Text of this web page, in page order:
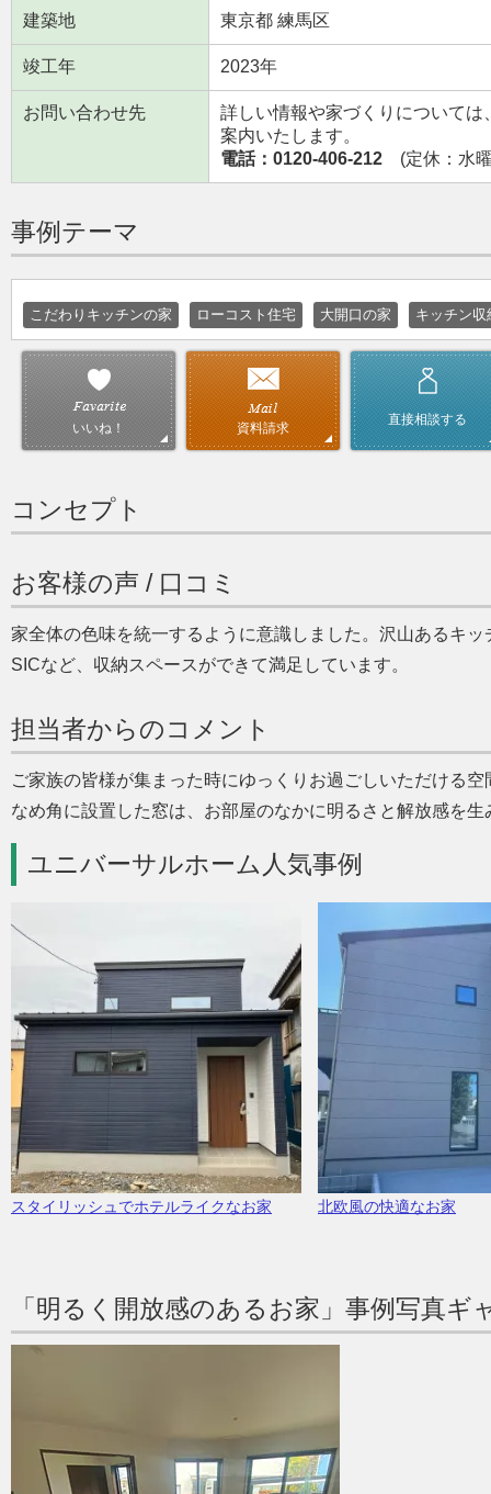
建築地 東京都 練馬区
竣工年 2023年
お問い合わせ先
詳しい情報や家づくりについて
案内いたします。
電話：0120-406-212 (定休：水
事例テーマ
こだわりキッチンの家 ローコスト住宅 大開口の家 キッチン
いいね！ 資料請求
直接相談する
コンセプト
お客様の声 / 口コミ
家全体の色味を統一するように意識しました。沢山あるキ
SICなど、収納スペースができて満足しています。
担当者からのコメント
ご家族の皆様が集まった時にゆっくりお過ごしいただける
なめ角に設置した窓は、お部屋のなかに明るさと解放感を生
ユニバーサルホーム人気事例
スタイリッシュでホテルライクなお家 北欧風の快適なお家
「明るく開放感のあるお家」事例写真ギ